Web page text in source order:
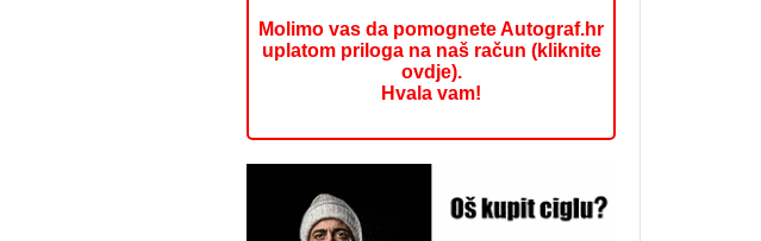
Molimo vas da pomognete Autograf.hr
uplatom priloga na naš račun (kliknite
ovdje).
Hvala vam!